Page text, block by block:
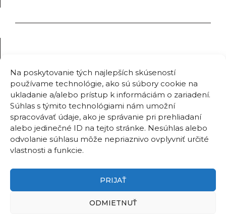
Na poskytovanie tých najlepších skúseností
používame technológie, ako sú súbory cookie na
ukladanie a/alebo prístup k informáciám o zariadení.
Súhlas s týmito technológiami nám umožní
spracovávať údaje, ako je správanie pri prehliadaní
alebo jedinečné ID na tejto stránke. Nesúhlas alebo
odvolanie súhlasu môže nepriaznivo ovplyvniť určité
vlastnosti a funkcie.
PRIJAŤ
ODMIETNUŤ